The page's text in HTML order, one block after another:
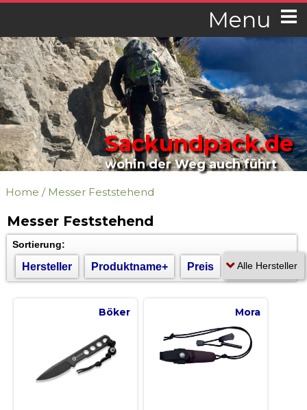
Menu
Sackundpack.de
wohin der Weg auch führt
Home / Messer Feststehend
Messer Feststehend
Sortierung:
Hersteller Produktname+ Preis
Böker Mora